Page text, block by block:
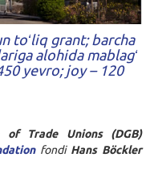
toʻliq grant; barcha
alohida mablagʻ
yevro; joy – 120
of Trade Unions (DGB)
fondi Hans Böckler